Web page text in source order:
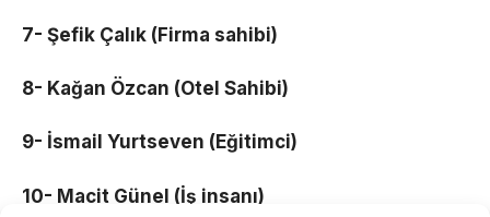
7- Şefik Çalık (Firma sahibi)
8- Kağan Özcan (Otel Sahibi)
9- İsmail Yurtseven (Eğitimci)
10- Macit Günel (İş insanı)